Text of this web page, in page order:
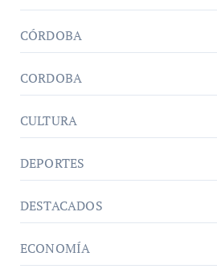
CÓRDOBA
CORDOBA
CULTURA
DEPORTES
DESTACADOS
ECONOMÍA